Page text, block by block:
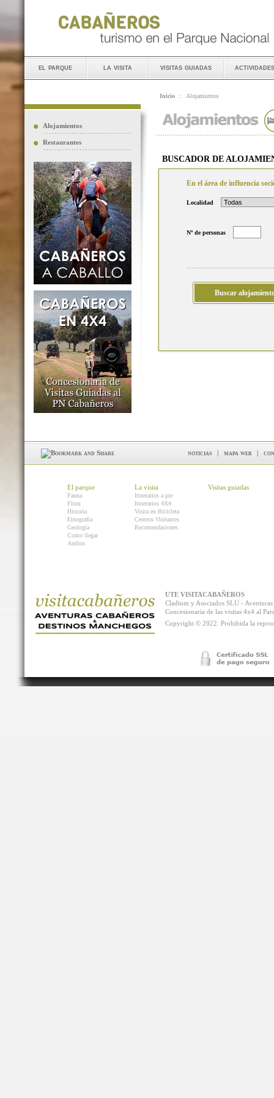
el parque la visita visitas guiadas actividades
Alojamientos
Restaurantes
Inicio :: Alojamientos
BUSCADOR DE
En el área de influencia
Localidad
Nº de personas
noticias | mapa web |
El parque
Fauna
Flora
Historia
Etnografía
Geología
Como llegar
Audios
La visita
Itinerarios a pie
Itinerarios 4X4
Visita en Bicicleta
Centros Visitantes
Recomendaciones
Visitas guiadas
UTE VISITACABAÑEROS
Cladium y Asociados SLU -
Concesionaria de las visitas 4x4 al
Copyright © 2022. Prohibida la